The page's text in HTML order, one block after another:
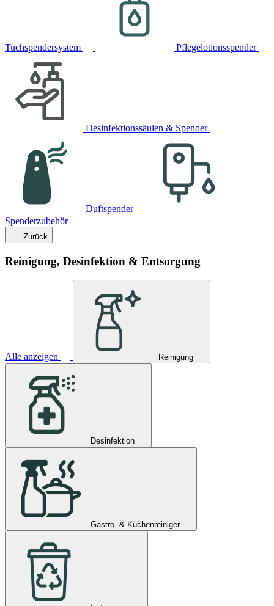
Tuchspendersystem Pflegelotionsspender
Desinfektionssäulen & Spender
Duftspender
Spenderzubehör
Zurück
Reinigung, Desinfektion & Entsorgung
Alle anzeigen Reinigung
Desinfektion
Gastro- & Küchenreiniger